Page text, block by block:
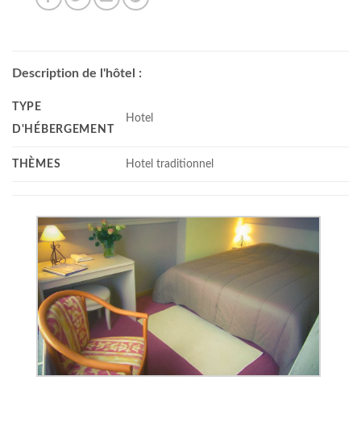
Description de l'hôtel :
TYPE
D'HÉBERGEMENT
Hotel
THÈMES Hotel traditionnel